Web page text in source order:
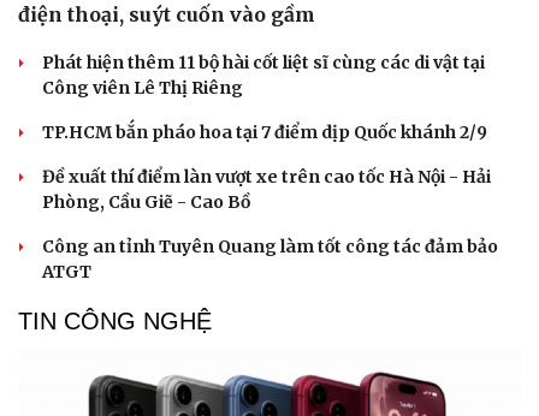
điện thoại, suýt cuốn vào gầm
Phát hiện thêm 11 bộ hài cốt liệt sĩ cùng các di vật tại
Công viên Lê Thị Riêng
TP.HCM bắn pháo hoa tại 7 điểm dịp Quốc khánh 2/9
Đề xuất thí điểm làn vượt xe trên cao tốc Hà Nội - Hải
Phòng, Cầu Giẽ - Cao Bồ
Công an tỉnh Tuyên Quang làm tốt công tác đảm bảo
ATGT
TIN CÔNG NGHỆ